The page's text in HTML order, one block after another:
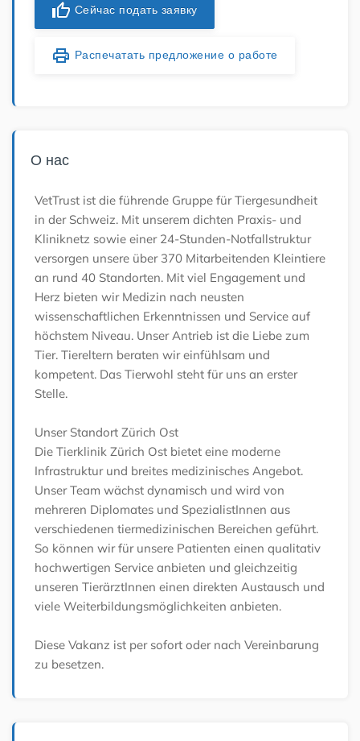
thumb_up Сейчас подать заявку
print Распечатать предложение о работе
О нас
VetTrust ist die führende Gruppe für Tiergesundheit
in der Schweiz. Mit unserem dichten Praxis- und
Kliniknetz sowie einer 24-Stunden-Notfallstruktur
versorgen unsere über 370 Mitarbeitenden Kleintiere
an rund 40 Standorten. Mit viel Engagement und
Herz bieten wir Medizin nach neusten
wissenschaftlichen Erkenntnissen und Service auf
höchstem Niveau. Unser Antrieb ist die Liebe zum
Tier. Tiereltern beraten wir einfühlsam und
kompetent. Das Tierwohl steht für uns an erster
Stelle.
Unser Standort Zürich Ost
Die Tierklinik Zürich Ost bietet eine moderne
Infrastruktur und breites medizinisches Angebot.
Unser Team wächst dynamisch und wird von
mehreren Diplomates und SpezialistInnen aus
verschiedenen tiermedizinischen Bereichen geführt.
So können wir für unsere Patienten einen qualitativ
hochwertigen Service anbieten und gleichzeitig
unseren TierärztInnen einen direkten Austausch und
viele Weiterbildungsmöglichkeiten anbieten.
Diese Vakanz ist per sofort oder nach Vereinbarung
zu besetzen.